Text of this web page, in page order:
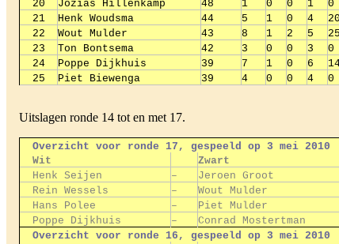
20
Jozias Hillenkamp 48 1 0 0 1 0
21
Henk Woudsma 44 5 1 0 4 20
22
Wout Mulder 43 8 1 2 5 25
23
Ton Bontsema 42 3 0 0 3 0
24
Poppe Dijkhuis 39 7 1 0 6
25
Piet Biewenga 39 4 0 0 4 0
Uitslagen ronde 14 tot en met 17.
Overzicht voor ronde 17, gespeeld op 3 mei 2010
Wit
Zwart
Henk Seijen
– Jeroen Groot
Rein Wessels
– Wout Mulder
Hans Polee
– Piet Mulder
Poppe Dijkhuis
– Conrad Mostertman
Overzicht voor ronde 16, gespeeld op 3 mei 2010